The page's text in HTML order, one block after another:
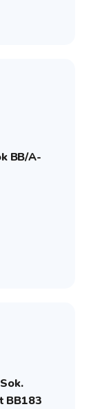
BB/A-
BB183